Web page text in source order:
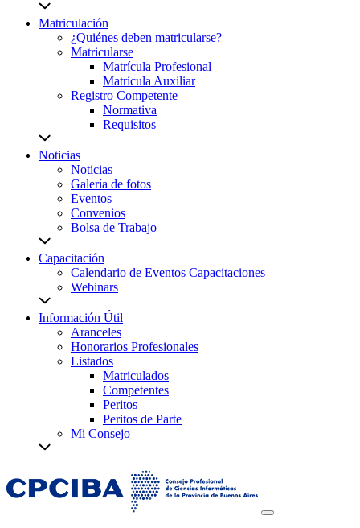
Matriculación
¿Quiénes deben matricularse?
Matricularse
Matrícula Profesional
Matrícula Auxiliar
Registro Competente
Normativa
Requisitos
Noticias
Noticias
Galería de fotos
Eventos
Convenios
Bolsa de Trabajo
Capacitación
Calendario de Eventos Capacitaciones
Webinars
Información Útil
Aranceles
Honorarios Profesionales
Listados
Matriculados
Competentes
Peritos
Peritos de Parte
Mi Consejo